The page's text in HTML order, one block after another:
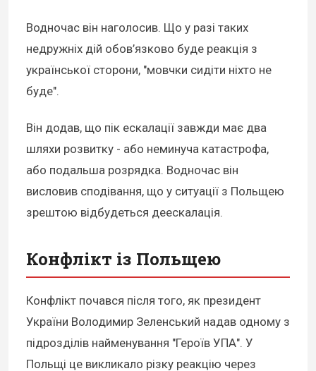
Водночас він наголосив. Що у разі таких
недружніх дій обов’язково буде реакція з
української сторони, "мовчки сидіти ніхто не
буде".
Він додав, що пік ескалації завжди має два
шляхи розвитку - або неминуча катастрофа,
або подальша розрядка. Водночас він
висловив сподівання, що у ситуації з Польщею
зрештою відбудеться деескалація.
Конфлікт із Польщею
Конфлікт почався після того, як президент
України Володимир Зеленський надав одному з
підрозділів найменування "Героїв УПА". У
Польщі це викликало різку реакцію через